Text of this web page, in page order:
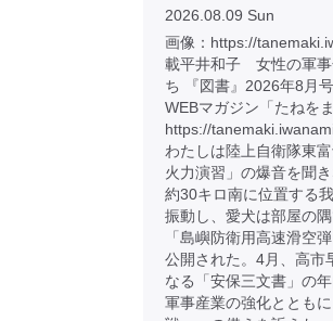
2026.08.09 Sun
画像：https://
載平井和子 女性の軍事
ち 『図書』2026年8月
WEBマガジン「たねをま
https://
わたしは陸上自衛隊東
火力演習」の爆音を聞
約30キロ南に位置する
振動し、愛犬は部屋の
「島嶼防衛用高速滑空
公開された。4月、高市
なる「安保三文書」の
軍事産業の強化ととも